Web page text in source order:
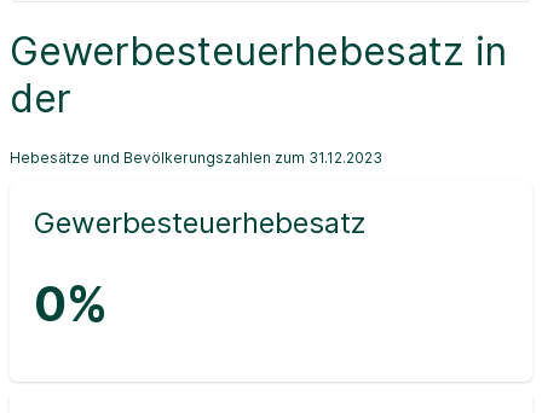
Gewerbesteuerhebesatz in
der
Hebesätze und Bevölkerungszahlen zum 31.12.2023
Gewerbesteuerhebesatz
0%